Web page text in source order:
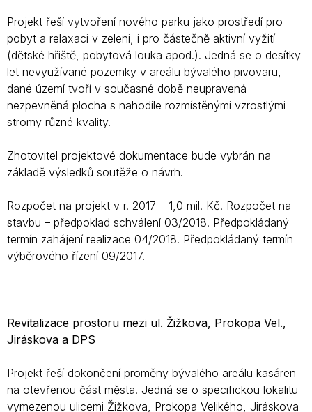
Projekt řeší vytvoření nového parku jako prostředí pro
pobyt a relaxaci v zeleni, i pro částečně aktivní vyžití
(dětské hřiště, pobytová louka apod.). Jedná se o desítky
let nevyužívané pozemky v areálu bývalého pivovaru,
dané území tvoří v současné době neupravená
nezpevněná plocha s nahodile rozmístěnými vzrostlými
stromy různé kvality.
Zhotovitel projektové dokumentace bude vybrán na
základě výsledků soutěže o návrh.
Rozpočet na projekt v r. 2017 – 1,0 mil. Kč. Rozpočet na
stavbu – předpoklad schválení 03/2018. Předpokládaný
termín zahájení realizace 04/2018. Předpokládaný termín
výběrového řízení 09/2017.
Revitalizace prostoru mezi ul. Žižkova, Prokopa Vel.,
Jiráskova a DPS
Projekt řeší dokončení proměny bývalého areálu kasáren
na otevřenou část města. Jedná se o specifickou lokalitu
vymezenou ulicemi Žižkova, Prokopa Velikého, Jiráskova